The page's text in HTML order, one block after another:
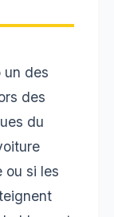
un des
des
du
ou si les